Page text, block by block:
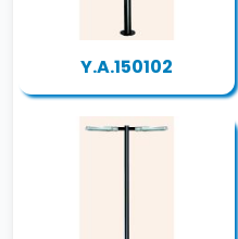
Y.A.150102